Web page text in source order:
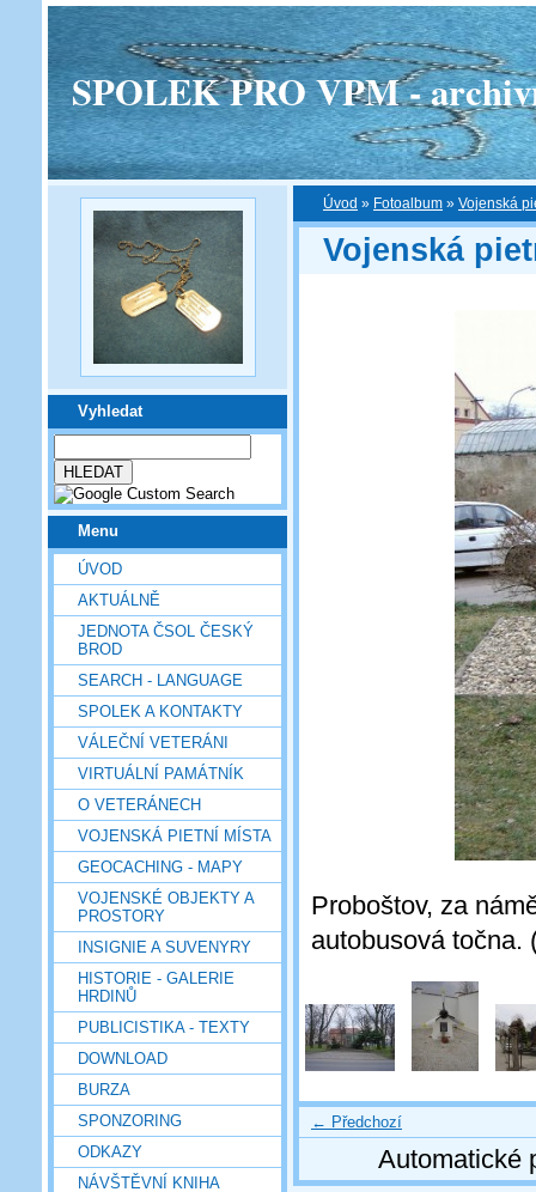
SPOLEK PRO VPM -
Vyhledat
Menu
ÚVOD
AKTUÁLNĚ
JEDNOTA ČSOL ČESKÝ
BROD
SEARCH - LANGUAGE
SPOLEK A KONTAKTY
VÁLEČNÍ VETERÁNI
VIRTUÁLNÍ PAMÁTNÍK
O VETERÁNECH
VOJENSKÁ PIETNÍ MÍSTA
GEOCACHING - MAPY
VOJENSKÉ OBJEKTY A
PROSTORY
INSIGNIE A SUVENYRY
HISTORIE - GALERIE
HRDINŮ
PUBLICISTIKA - TEXTY
DOWNLOAD
BURZA
SPONZORING
ODKAZY
NÁVŠTĚVNÍ KNIHA
Úvod » Fotoalbum » Vojenská
Vojenská
Proboštov, za
autobusová točna.
← Předchozí
Automatické